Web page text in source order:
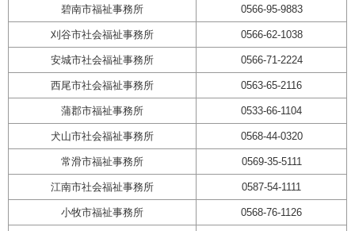
碧南市福祉事務所 0566-95-9883
刈谷市社会福祉事務所 0566-62-1038
安城市社会福祉事務所 0566-71-2224
西尾市社会福祉事務所 0563-65-2116
蒲郡市福祉事務所 0533-66-1104
犬山市社会福祉事務所 0568-44-0320
常滑市福祉事務所 0569-35-5111
江南市社会福祉事務所 0587-54-1111
小牧市福祉事務所 0568-76-1126